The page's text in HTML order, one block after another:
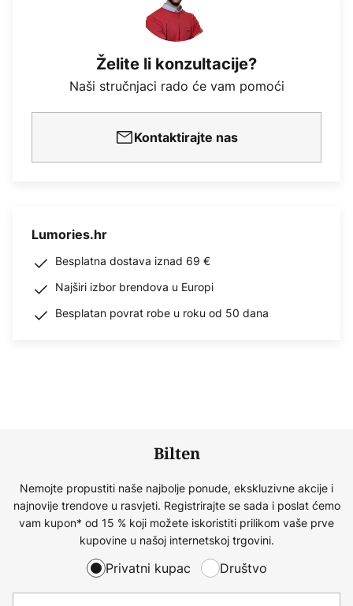
Želite li konzultacije?
Naši stručnjaci rado će vam pomoći
Kontaktirajte nas
Lumories.hr
Besplatna dostava iznad 69 €
Najširi izbor brendova u Europi
Besplatan povrat robe u roku od 50 dana
Bilten
Nemojte propustiti naše najbolje ponude, ekskluzivne akcije i
najnovije trendove u rasvjeti. Registrirajte se sada i poslat ćemo
vam kupon* od 15 % koji možete iskoristiti prilikom vaše prve
kupovine u našoj internetskoj trgovini.
Privatni kupac Društvo